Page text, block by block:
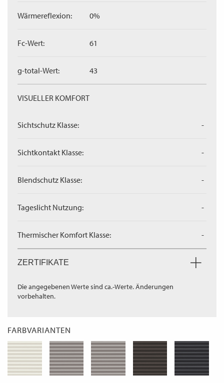
Wärmereflexion: 0%
Fc-Wert: 61
g-total-Wert: 43
VISUELLER KOMFORT
Sichtschutz Klasse: -
Sichtkontakt Klasse: -
Blendschutz Klasse: -
Tageslicht Nutzung: -
Thermischer Komfort Klasse: -
ZERTIFIKATE
Die angegebenen Werte sind ca.-Werte. Änderungen
vorbehalten.
FARBVARIANTEN